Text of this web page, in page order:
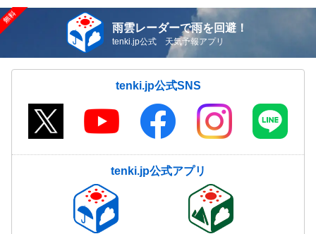
雨雲レーダーで雨を回避！
tenki.jp公式 天気予報アプリ
tenki.jp公式SNS
tenki.jp公式アプリ